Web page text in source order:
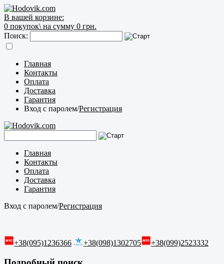
В вашей корзине:
0 покупок\ на сумму 0 грн.
Поиск:
Главная
Контакты
Оплата
Доставка
Гарантия
Вход с паролем/Регистрация
Главная
Контакты
Оплата
Доставка
Гарантия
Вход с паролем/Регистрация
+38(095)1236366 +38(098)1302705 +38(099)2523332